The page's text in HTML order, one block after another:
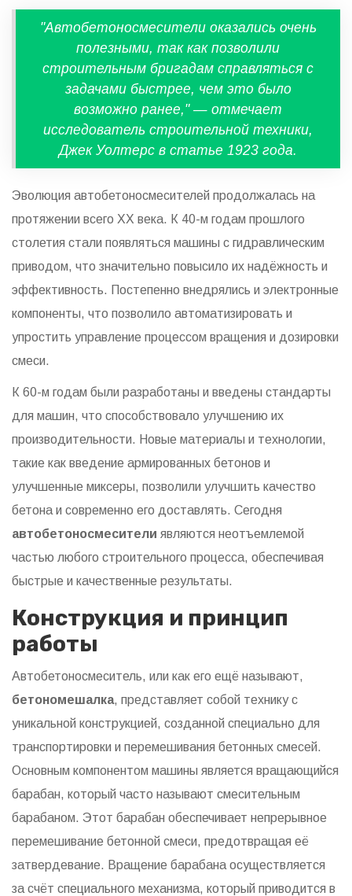
"Автобетоносмесители оказались очень
полезными, так как позволили
строительным бригадам справляться с
задачами быстрее, чем это было
возможно ранее," — отмечает
исследователь строительной техники,
Джек Уолтерс в статье 1923 года.
Эволюция автобетоносмесителей продолжалась на
протяжении всего XX века. К 40-м годам прошлого
столетия стали появляться машины с гидравлическим
приводом, что значительно повысило их надёжность и
эффективность. Постепенно внедрялись и электронные
компоненты, что позволило автоматизировать и
упростить управление процессом вращения и дозировки
смеси.
К 60-м годам были разработаны и введены стандарты
для машин, что способствовало улучшению их
производительности. Новые материалы и технологии,
такие как введение армированных бетонов и
улучшенные миксеры, позволили улучшить качество
бетона и современно его доставлять. Сегодня
автобетоносмесители являются неотъемлемой
частью любого строительного процесса, обеспечивая
быстрые и качественные результаты.
Конструкция и принцип
работы
Автобетоносмеситель, или как его ещё называют,
бетономешалка, представляет собой технику с
уникальной конструкцией, созданной специально для
транспортировки и перемешивания бетонных смесей.
Основным компонентом машины является вращающийся
барабан, который часто называют смесительным
барабаном. Этот барабан обеспечивает непрерывное
перемешивание бетонной смеси, предотвращая её
затвердевание. Вращение барабана осуществляется
за счёт специального механизма, который приводится в